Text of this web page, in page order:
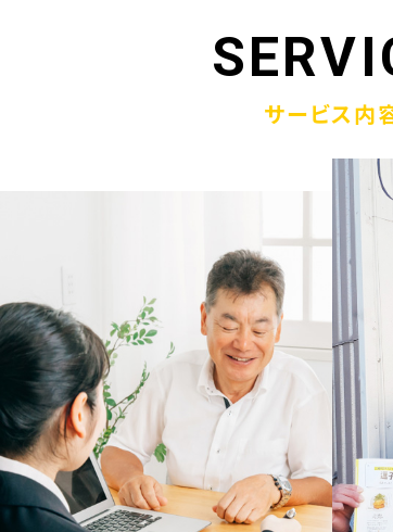
「ウラオモテのある電話帳」
サービス内